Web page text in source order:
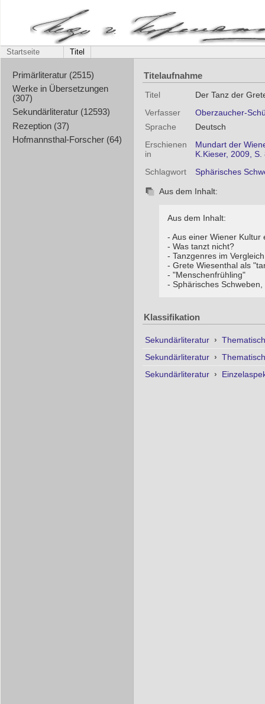
Startseite Titel
Primärliteratur (2515)
Werke in Übersetzungen
(307)
Sekundärliteratur (12593)
Rezeption (37)
Hofmannsthal-Forscher (64)
Titelaufnahme
Titel
Der Tanz der
Verfasser
Oberzaucher-
Sprache
Deutsch
Erschienen
in
Mundart der
K.Kieser, 2009, S.
Schlagwort
Sphärisches
Aus dem Inhalt:
Aus dem Inhalt:
- Aus einer Wiener Kultur
- Was tanzt nicht?
- Tanzgenres im Vergleich
- Grete Wiesenthal als
- "Menschenfrühling"
- Sphärisches
Klassifikation
Sekundärliteratur ›
Sekundärliteratur ›
Sekundärliteratur ›